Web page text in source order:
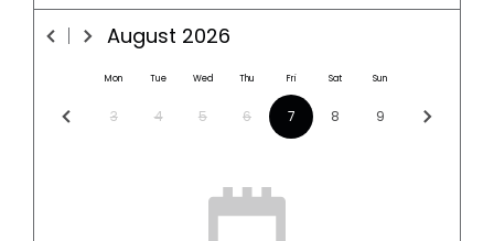
August 2026
Mon
3
Tue
4
Wed
5
Thu
6
Fri
7
Sat
8
Sun
9